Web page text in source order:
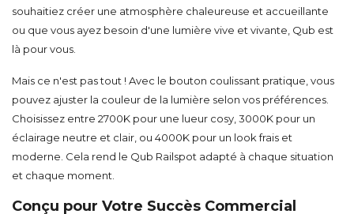
souhaitiez créer une atmosphère chaleureuse et accueillante
ou que vous ayez besoin d'une lumière vive et vivante, Qub est
là pour vous.
Mais ce n'est pas tout ! Avec le bouton coulissant pratique, vous
pouvez ajuster la couleur de la lumière selon vos préférences.
Choisissez entre 2700K pour une lueur cosy, 3000K pour un
éclairage neutre et clair, ou 4000K pour un look frais et
moderne. Cela rend le Qub Railspot adapté à chaque situation
et chaque moment.
Conçu pour Votre Succès Commercial